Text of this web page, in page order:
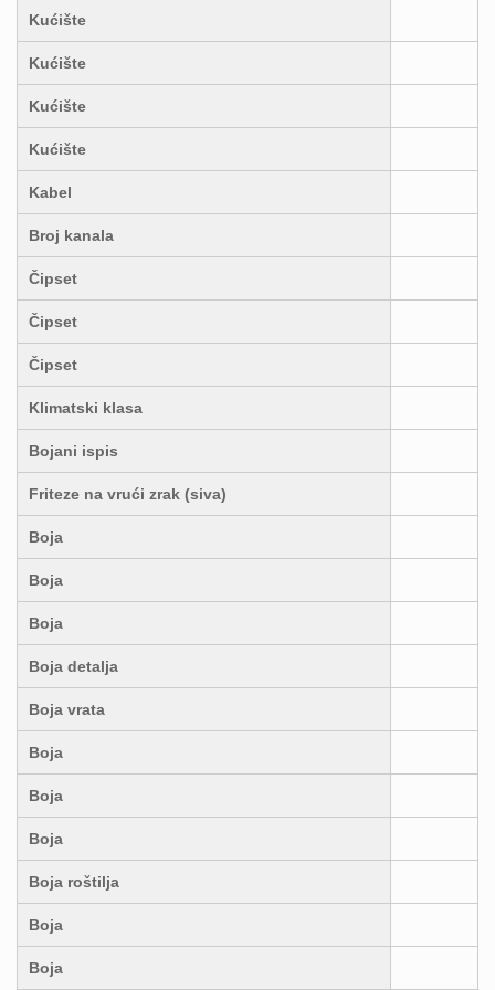
Kućište
Kućište
Kućište
Kućište
Kabel
Broj kanala
Čipset
Čipset
Čipset
Klimatski klasa
Bojani ispis
Friteze na vrući zrak (siva)
Boja
Boja
Boja
Boja detalja
Boja vrata
Boja
Boja
Boja
Boja roštilja
Boja
Boja